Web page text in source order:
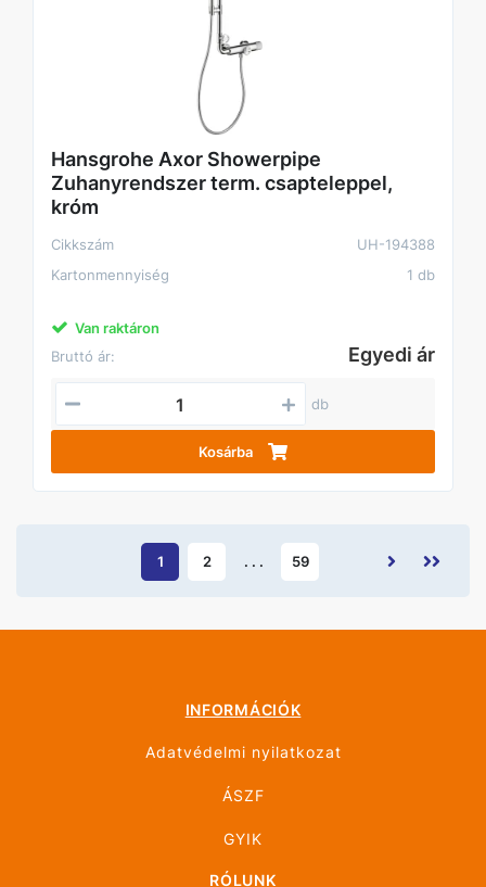
Hansgrohe Axor Showerpipe
Zuhanyrendszer term. csapteleppel,
króm
Cikkszám
UH-194388
Kartonmennyiség
1 db
Van raktáron
Bruttó ár:
Egyedi ár
db
Kosárba
1 2 . . . 59
INFORMÁCIÓK
Adatvédelmi nyilatkozat
ÁSZF
GYIK
RÓLUNK